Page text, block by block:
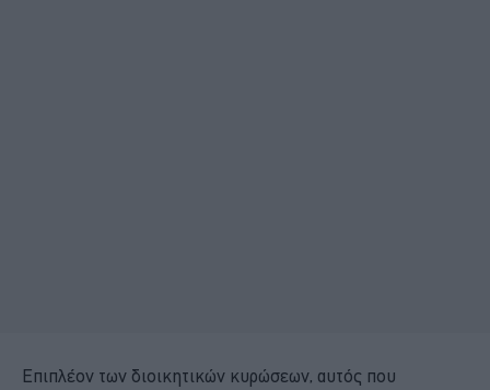
Επιπλέον των διοικητικών κυρώσεων, αυτός που